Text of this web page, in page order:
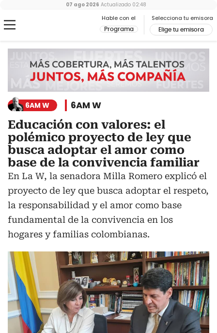
Hable con el
Programa
Selecciona tu emisora
Elige tu emisora
07 ago 2026 Actualizado 02:48
6AM W 6AM W
Educación con valores: el
polémico proyecto de ley que
busca adoptar el amor como
base de la convivencia familiar
En La W, la senadora Milla Romero explicó el
proyecto de ley que busca adoptar el respeto,
la responsabilidad y el amor como base
fundamental de la convivencia en los
hogares y familias colombianas.